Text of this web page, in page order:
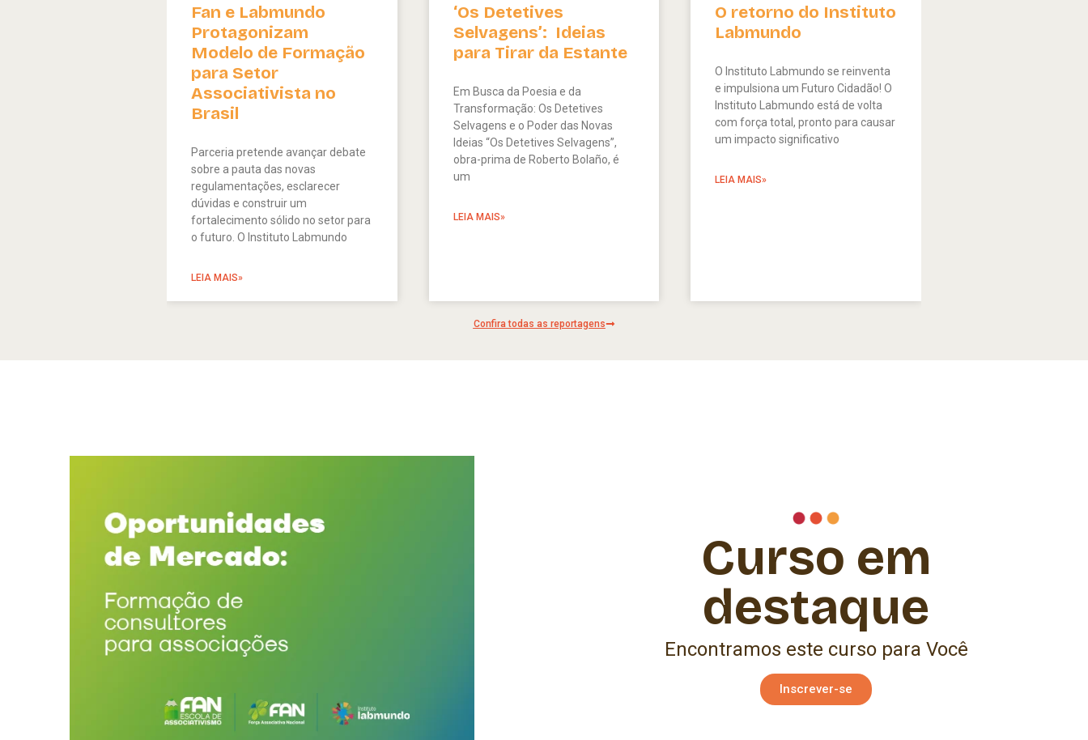
Confira todas as reportagens
Fan e Labmundo
Protagonizam
Modelo de Formação
para Setor
Associativista no
Brasil
Parceria pretende avançar debate
sobre a pauta das novas
regulamentações, esclarecer
dúvidas e construir um
fortalecimento sólido no setor para
o futuro. O Instituto Labmundo
LEIA MAIS»
‘Os Detetives
Selvagens’: Ideias
para Tirar da Estante
Em Busca da Poesia e da
Transformação: Os Detetives
Selvagens e o Poder das Novas
Ideias “Os Detetives Selvagens”,
obra-prima de Roberto Bolaño, é
um
LEIA MAIS»
O retorno do Instituto
Labmundo
O Instituto Labmundo se reinventa
e impulsiona um Futuro Cidadão! O
Instituto Labmundo está de volta
com força total, pronto para causar
um impacto significativo
LEIA MAIS»
Curso em
destaque
Encontramos este curso para Você
Inscrever-se